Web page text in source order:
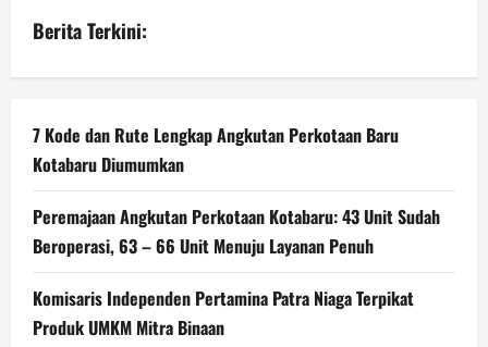
Berita Terkini:
7 Kode dan Rute Lengkap Angkutan Perkotaan Baru
Kotabaru Diumumkan
Peremajaan Angkutan Perkotaan Kotabaru: 43 Unit Sudah
Beroperasi, 63 – 66 Unit Menuju Layanan Penuh
Komisaris Independen Pertamina Patra Niaga Terpikat
Produk UMKM Mitra Binaan